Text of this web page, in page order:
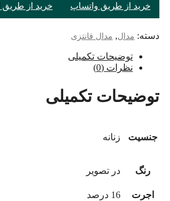
خرید از طریق واتساپ خرید از طریق
دسته: مدال, مدال فانتزی
توضیحات تکمیلی
نظرات (0)
توضیحات تکمیلی
جنسیت زنانه
رنگ در تصویر
اجرت 16 درصد